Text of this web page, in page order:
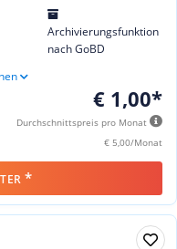
Archivierungsfunktion
nach GoBD
€ 1,00*
Durchschnittspreis pro Monat
€ 5,00/Monat
*